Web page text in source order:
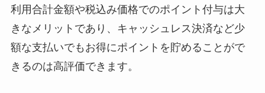
利用合計金額や税込み価格でのポイント付与は大
きなメリットであり、キャッシュレス決済など少
額な支払いでもお得にポイントを貯めることがで
きるのは高評価できます。